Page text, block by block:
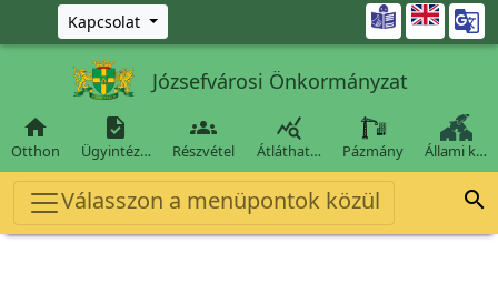
Ugrás a fő tartalomra
Kapcsolat 
Józsefvárosi Önkormányzat

Otthon

Ügyintéz…

Részvétel

Átláthat… Pázmány Állami k…
Válasszon a menüpontok közül 